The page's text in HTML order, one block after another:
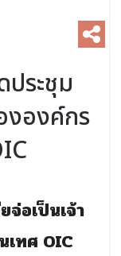
ประชุม
งองค์กร
จ่อเป็นเจ้า
ทศ OIC